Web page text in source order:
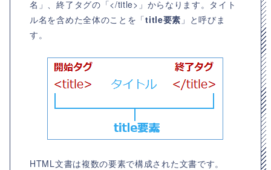
名」、終了タグの「</title>」からなります。タイト
ル名を含めた全体のことを「title要素 」と呼びま
す。
HTML文書は複数の要素で構成された文書です。